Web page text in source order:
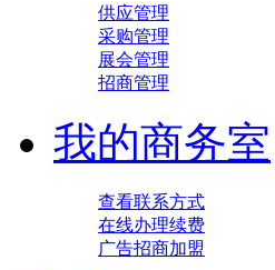
供应管理
采购管理
展会管理
招商管理
我的商务室
查看联系方式
在线办理续费
广告招商加盟